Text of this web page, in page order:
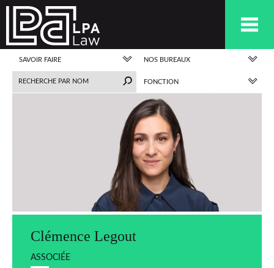
SAVOIR FAIRE NOS BUREAUX
FONCTION
Clémence Legout
ASSOCIÉE